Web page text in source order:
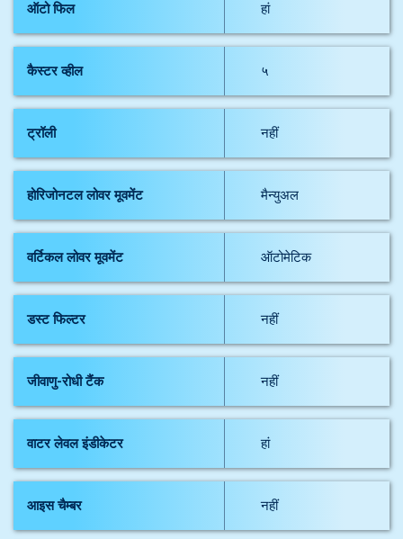
ऑटो फिल हां
कैस्टर व्हील ५
ट्रॉली नहीं
होरिजोनटल लोवर मूवमेंट मैन्युअल
वर्टिकल लोवर मूवमेंट ऑटोमेटिक
डस्ट फिल्टर नहीं
जीवाणु-रोधी टैंक नहीं
वाटर लेवल इंडीकेटर हां
आइस चैम्बर नहीं